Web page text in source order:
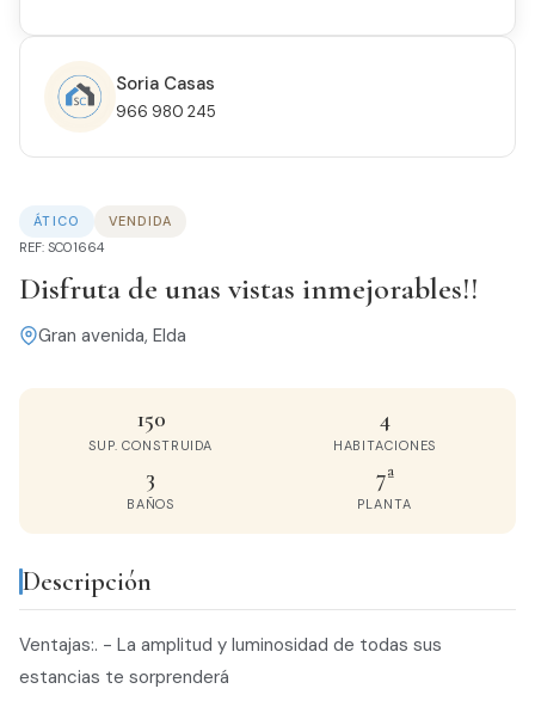
ÁTICO
VENDIDA
REF: SC01664
Disfruta de unas vistas inmejorables!!
Gran avenida, Elda
150
SUP. CONSTRUIDA
4
HABITACIONES
3
BAÑOS
7ª
PLANTA
Descripción
Ventajas:. - La amplitud y luminosidad de todas sus
estancias te sorprenderá
Soria Casas
966 980 245